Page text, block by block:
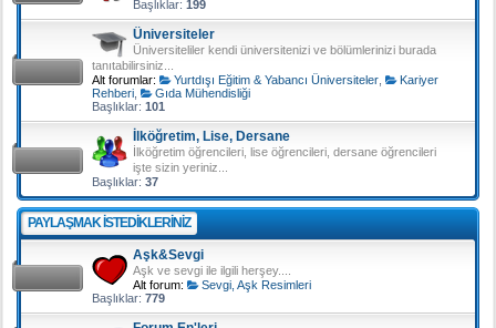
Başlıklar: 199
Üniversiteler
Üniversiteliler kendi üniversitenizi ve bölümlerinizi burada
tanıtabilirsiniz...
Alt forumlar:
Yurtdışı Eğitim & Yabancı Üniversiteler,
Kariyer
Rehberi
Gıda Mühendisliği
Başlıklar: 101
İlköğretim, Lise, Dersane
İlköğretim öğrencileri, lise öğrencileri, dersane öğrencileri
işte sizin yeriniz...
Başlıklar: 37
PAYLAŞMAK ISTEDIKLERINIZ
Aşk&Sevgi
Aşk ve sevgi ile ilgili herşey....
Alt forum:
Sevgi, Aşk Resimleri
Başlıklar: 779